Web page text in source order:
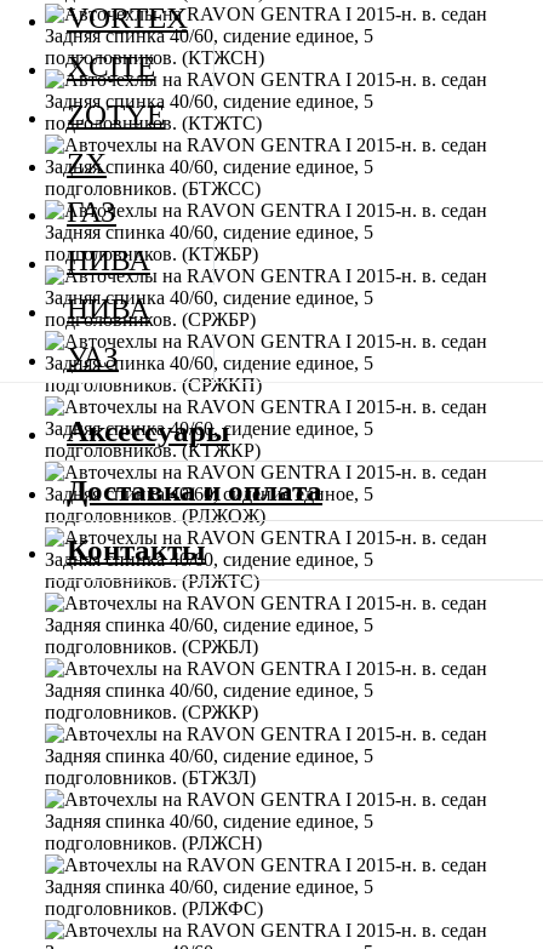
VORTEX
XCITE
ZOTYE
ZX
ГАЗ
НИВА
НИВА
УАЗ
Аксессуары
Доставка и оплата
Контакты